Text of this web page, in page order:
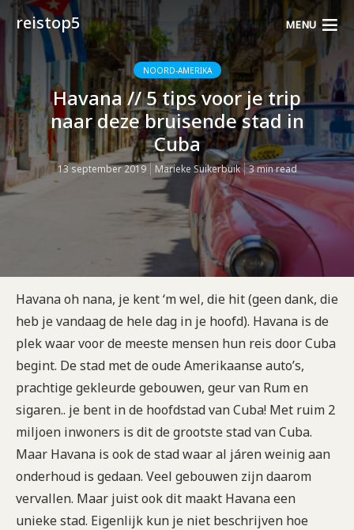
reistop5 MENU
NOORD-AMERIKA
Havana // 5 tips voor je trip
naar deze bruisende stad in
Cuba
13 september 2019 Marieke Suikerbuik 3 min read
Havana oh nana, je kent ‘m wel, die hit (geen dank, die
heb je vandaag de hele dag in je hoofd). Havana is de
plek waar voor de meeste mensen hun reis door Cuba
begint. De stad met de oude Amerikaanse auto’s,
prachtige gekleurde gebouwen, geur van Rum en
sigaren.. je bent in de hoofdstad van Cuba! Met ruim 2
miljoen inwoners is dit de grootste stad van Cuba.
Maar Havana is ook de stad waar al járen weinig aan
onderhoud is gedaan. Veel gebouwen zijn daarom
vervallen. Maar juist ook dit maakt Havana een
unieke stad. Eigenlijk kun je niet beschrijven hoe